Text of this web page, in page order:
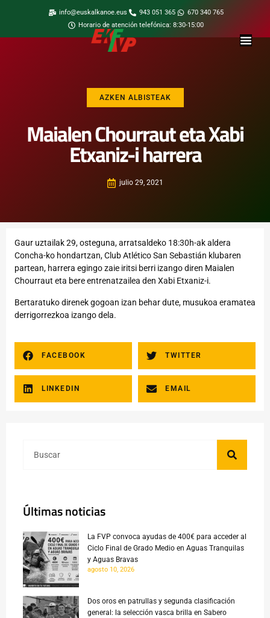
info@euskalkanoe.eus 943 051 365
670 340 765
Horario de atención telefónica: 8:30-15:00
AZKEN ALBISTEAK
Maialen Chourraut eta Xabi
Etxaniz-i harrera
julio 29, 2021
Gaur uztailak 29, osteguna, arratsaldeko 18:30h-ak aldera
Concha-ko hondartzan, Club Atlético San Sebastián klubaren
partean, harrera egingo zaie iritsi berri izango diren Maialen
Chourraut eta bere entrenatzailea den Xabi Etxaniz-i.
Bertaratuko direnek gogoan izan behar dute, musukoa eramatea
derrigorrezkoa izango dela.
FACEBOOK TWITTER
LINKEDIN EMAIL
Últimas noticias
La FVP convoca ayudas de 400€ para acceder al
Ciclo Final de Grado Medio en Aguas Tranquilas
y Aguas Bravas
agosto 10, 2026
Dos oros en patrullas y segunda clasificación
general: la selección vasca brilla en Sabero